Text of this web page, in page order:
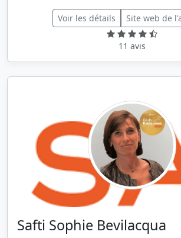
Voir les détails Site web de
11 avis
Safti Sophie Bevilacqua